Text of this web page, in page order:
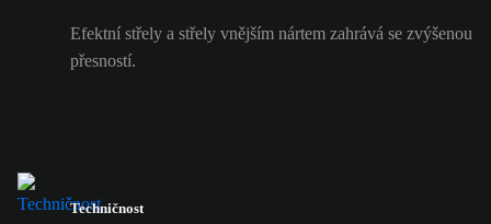
Efektní střely a střely vnějším nártem zahrává se zvýšenou
přesností.
Techničnost